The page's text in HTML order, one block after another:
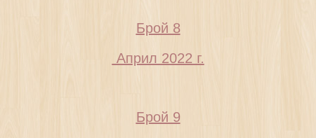
Брой 8
Април 2022 г.
Брой 9